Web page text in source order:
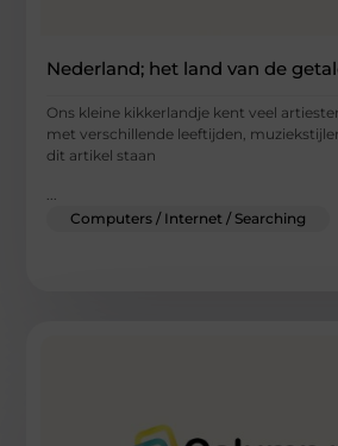
Nederland; het land van de
Ons kleine kikkerlandje kent veel
met verschillende leeftijden,
dit artikel staan
Computers / Internet / Searching